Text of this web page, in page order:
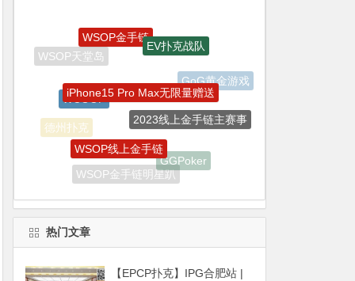
EV扑克战队
GoG黄金游戏
生肖之王金手链嘉年华
德州扑克
WCOOP
iPhone15 Pro Max无限量赠送
2023线上金手链主赛事
GGPoker
WSOP金手链明星趴
WSOP线上金手链
热门文章
【EPCP扑克】IPG合肥站 |